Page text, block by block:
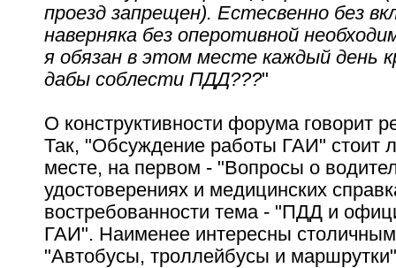
проезд запрещен). Естесвенно без
наверняка без оперотивной
я обязан в этом месте каждый день
дабы соблести ПДД???"
О конструктивности форума говорит
Так, "Обсуждение работы ГАИ" стоит
месте, на первом - "Вопросы о
удостоверениях и медицинских
востребованности тема - "ПДД и
ГАИ". Наименее интересны
"Автобусы, троллейбусы и